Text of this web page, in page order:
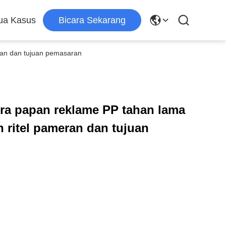
Kasus Bicara Sekarang
dan tujuan pemasaran
papan reklame PP tahan lama
ritel pameran dan tujuan